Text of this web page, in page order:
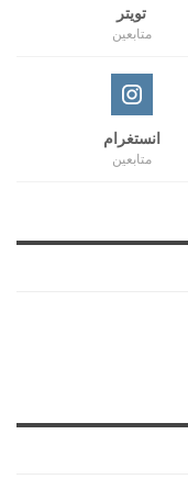
تويتر
متابعين
انستغرام
متابعين